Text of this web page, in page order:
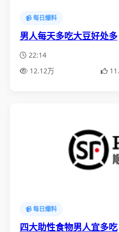
📹 每日爆料
男人每天多吃大豆好处多
22:14
12.12万
📹 每日爆料
四大助性食物男人宜多吃